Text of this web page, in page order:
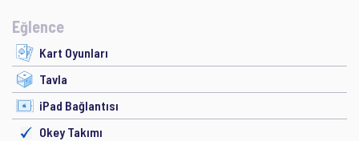
Eğlence
Kart Oyunları
Tavla
iPad Bağlantısı
Okey Takımı